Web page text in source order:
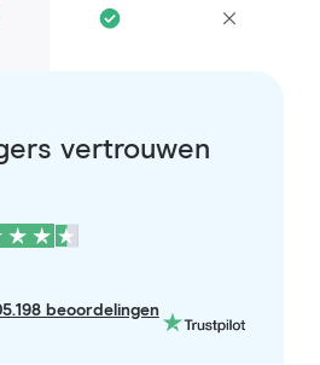
vertrouwen
beoordelingen